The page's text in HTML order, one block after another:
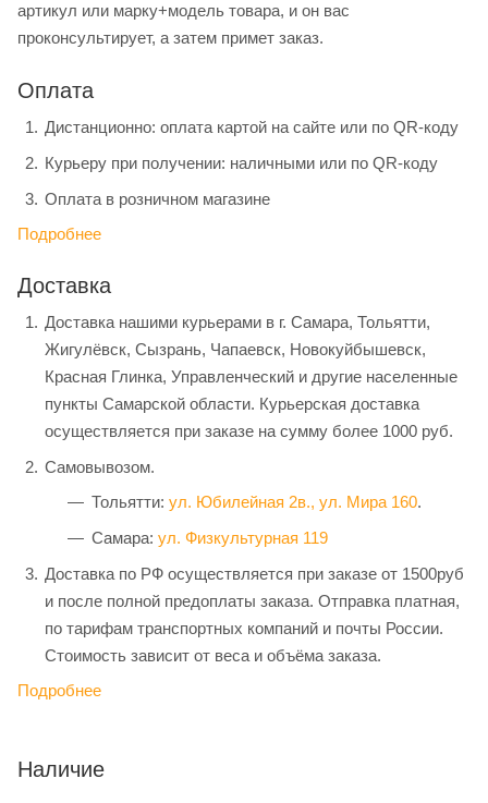
артикул или марку+модель товара, и он вас
проконсультирует, а затем примет заказ.
Оплата
Дистанционно: оплата картой на сайте или по QR-коду
Курьеру при получении: наличными или по QR-коду
Оплата в розничном магазине
Подробнее
Доставка
Доставка нашими курьерами в г. Самара, Тольятти,
Жигулёвск, Сызрань, Чапаевск, Новокуйбышевск,
Красная Глинка, Управленческий и другие населенные
пункты Самарской области. Курьерская доставка
осуществляется при заказе на сумму более 1000 руб.
Самовывозом.
Тольятти: ул. Юбилейная 2в., ул. Мира 160.
Самара: ул. Физкультурная 119
Доставка по РФ осуществляется при заказе от 1500руб
и после полной предоплаты заказа. Отправка платная,
по тарифам транспортных компаний и почты России.
Стоимость зависит от веса и объёма заказа.
Подробнее
Наличие